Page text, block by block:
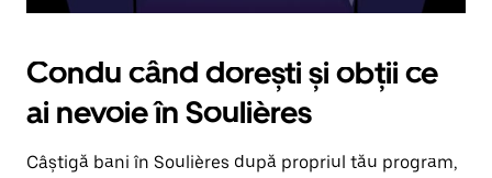
Condu când dorești și obții ce
ai nevoie în Soulières
Câștigă bani în Soulières după propriul tău program,